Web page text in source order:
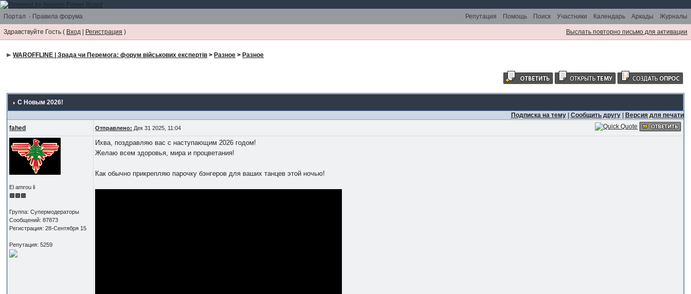
Портал · Правила форума Репутация Помощь Поиск Участники Календарь Аркады Журналы
Здравствуйте Гость ( Вход | Регистрация ) Выслать повторно письмо для активации
WAROFFLINE | Зрада чи Перемога: форум військових експертів >Разное >Разное
C Новым 2026!
Подписка на тему| Сообщить другу| Версия для печати
fahed
Отправлено: Дек 31 2025, 11:04
El amrou li
Группа: Супермодераторы
Сообщений: 87873
Регистрация: 28-Сентября 15
Репутация: 5259
Ихва, поздравляю вас с наступающим 2026 годом!
Желаю всем здоровья, мира и процветания!
Как обычно прикрепляю парочку бэнгеров для ваших танцев этой ночью!